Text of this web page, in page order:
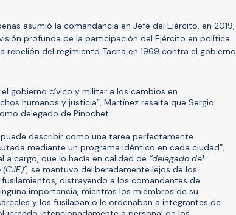
asumió la comandancia en Jefe del Ejército, en 2019,
profunda de la participación del Ejército en política
rebelión del regimiento Tacna en 1969 contra el gobierno
gobierno cívico y militar a los cambios en
humanos y justicia”, Martínez resalta que Sergio
delegado de Pinochet.
describir como una tarea perfectamente
mediante un programa idéntico en cada ciudad”,
a cargo, que lo hacía en calidad de “delegado del
se mantuvo deliberadamente lejos de los
distrayendo a los comandantes de
importancia, mientras los miembros de su
y los fusilaban o le ordenaban a integrantes de